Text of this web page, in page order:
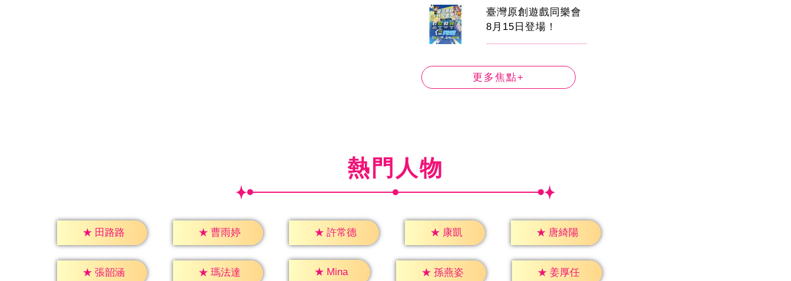
臺灣原創遊戲同樂會
8月15日登場！
更多焦點+
熱門人物
★ 田路路 ★ 曹雨婷 ★ 許常德 ★ 康凱 ★ 唐綺陽
★ 張韶涵 ★ 瑪法達 ★ Mina ★ 孫燕姿 ★ 姜厚任